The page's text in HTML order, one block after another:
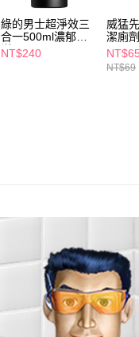
「
任。
４．
即時
結果
宅配(
每筆
付款
綠的男士超淨效三
合一500ml濃郁海
洋
NT$240
威猛
潔廁
NT$65
NT$69